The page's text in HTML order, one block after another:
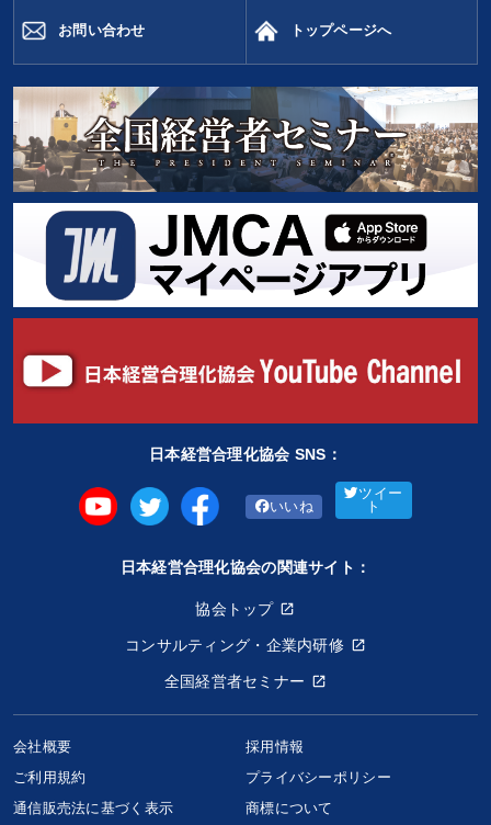
お問い合わせ トップページへ
日本経営合理化協会 SNS：
いいね
ツイー
ト
日本経営合理化協会の関連サイト：
協会トップ
コンサルティング・企業内研修
全国経営者セミナー
会社概要
採用情報
ご利用規約
プライバシーポリシー
通信販売法に基づく表示
商標について